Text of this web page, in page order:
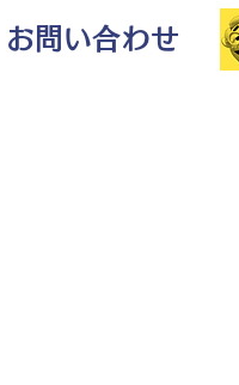
お問い合わせ